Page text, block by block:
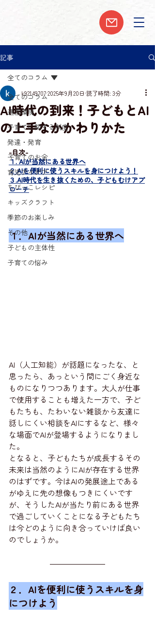
記事
全てのコラム
通園環境
子育てに関する制度
発達・発育
子育てのお金
育児アイデア
ちびっこレシピ
キッズクラフト
季節のお楽しみ
その他
子どもの主体性
子育ての悩み
全てのコラム
AI時代の到来！子どもとAI
の上手なかかわりかた
k921497072025年9月20日 読了時間: 3分
-目次-
１. AIが当然にある世界へ
２.AIを便利に使うスキルを身につけよう！
３.AI時代を生き抜くための、子どもむけアプ
ローチ
１．AIが当然にある世界へ
AI（人工知能）が話題になったな、と
思ったら、あっという間にごく身近な
ものになりつつあります。大人が仕事
で使用することも増えた一方で、子ど
もたちも、たわいない雑談から友達に
話しにくい相談をAIにするなど、様々
な場面でAIが登場するようになりまし
た。
となると、子どもたちが成長するその
未来は当然のようにAIが存在する世界
のはずです。今はAIの発展途上である
がゆえに先の想像もつきにくいです
が、そうしたAIが当たり前にある世界
で過ごしていくことになる子どもたち
は今どのように向き合っていけば良い
のでしょうか。
２．AIを便利に使うスキルを身
につけよう